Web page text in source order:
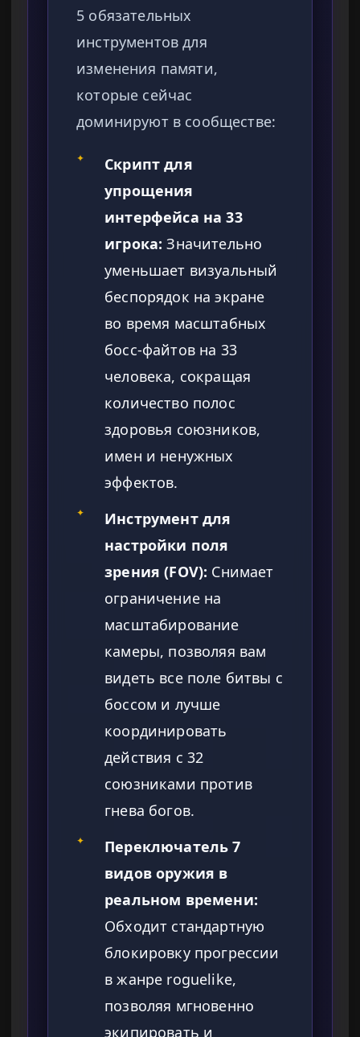
5 обязательных
инструментов для
изменения памяти,
которые сейчас
доминируют в сообществе:
✦
Скрипт для
упрощения
интерфейса на 33
игрока: Значительно
уменьшает визуальный
беспорядок на экране
во время масштабных
босс-файтов на 33
человека, сокращая
количество полос
здоровья союзников,
имен и ненужных
эффектов.
✦
Инструмент для
настройки поля
зрения (FOV): Снимает
ограничение на
масштабирование
камеры, позволяя вам
видеть все поле битвы с
боссом и лучше
координировать
действия с 32
союзниками против
гнева богов.
✦
Переключатель 7
видов оружия в
реальном времени:
Обходит стандартную
блокировку прогрессии
в жанре roguelike,
позволяя мгновенно
экипировать и